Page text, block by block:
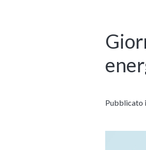
Pubblicato